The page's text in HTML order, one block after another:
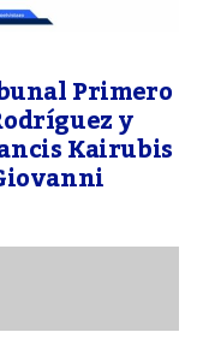
Primero
y
Kairubis